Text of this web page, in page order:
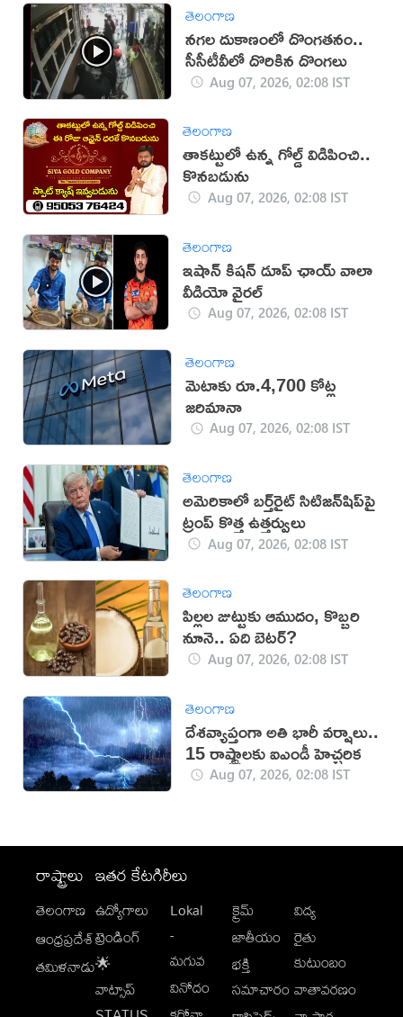
తెలంగాణ
నగల దుకాణంలో దొంగతనం..
సీసీటీవీలో దొరికిన దొంగలు
Aug 07, 2026, 02:08 IST
తెలంగాణ
తాకట్టులో ఉన్న గోల్డ్ విడిపించి..
కొనబడును
Aug 07, 2026, 02:08 IST
తెలంగాణ
ఇషాన్ కిషన్ డూప్ ఛాయ్ వాలా
వీడియో వైరల్
Aug 07, 2026, 02:08 IST
తెలంగాణ
మెటాకు రూ.4,700 కోట్ల
జరిమానా
Aug 07, 2026, 02:08 IST
తెలంగాణ
అమెరికాలో బర్త్‌రైట్ సిటిజన్‌షిప్‌పై
ట్రంప్ కొత్త ఉత్తర్వులు
Aug 07, 2026, 02:08 IST
తెలంగాణ
పిల్లల జుట్టుకు ఆముదం, కొబ్బరి
నూనె.. ఏది బెటర్?
Aug 07, 2026, 02:08 IST
తెలంగాణ
దేశవ్యాప్తంగా అతి భారీ వర్షాలు..
15 రాష్ట్రాలకు ఐఎండీ హెచ్చరిక
Aug 07, 2026, 02:08 IST
రాష్ట్రాలు
తెలంగాణ
ఆంధ్రప్రదేశ్
తమిళనాడు
ఇతర కేటగిరీలు
ఉద్యోగాలు
ట్రెండింగ్
🌟
వాట్సాప్
Lokal
-
మగువ
వినోదం
క్రైమ్
జాతీయం
భక్తి
సమాచారం
విద్య
రైతు
కుటుంబం
వాతావరణం